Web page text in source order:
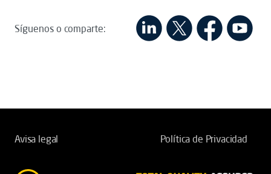
Síguenos o comparte:
Avisa legal Política de Privacidad